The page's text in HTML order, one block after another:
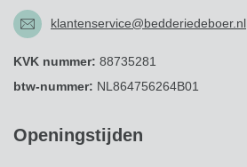
klantenservice@bedderiedeboer.nl
KVK nummer: 88735281
btw-nummer: NL864756264B01
Openingstijden